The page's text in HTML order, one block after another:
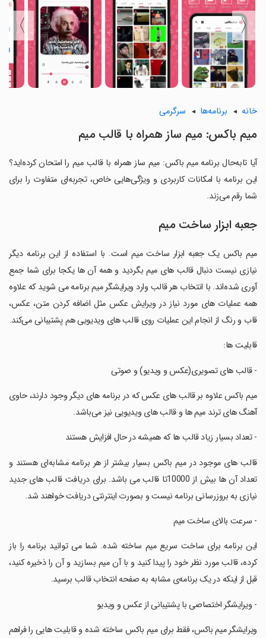
〈
〉
خانه برنامه‌ها سرگرمی
میم باکس: میم ساز همراه با قالب میم
آیا تابه‌حال برنامه میم باکس: میم ساز همراه با قالب میم را امتحان کرده‌اید؟
این برنامه با امکانات کاربردی و ویژگی‌هایی خاص، تجربه‌ای متفاوت را برای
شما رقم می‌زند.
جعبه ابزار ساخت میم
میم باکس یک جعبه ابزار ساخت میم است. با استفاده از این برنامه دیگر
نیازی نیست دنبال قالب های میم بگردید و همه آن ها یکجا برای شما جمع
آوری شده‌اند. با انتخاب هر قالب وارد ویرایشگر میم برنامه می شوید که علاوه
همه عملیات های مورد نیاز در ویرایش عکس مثل اضافه کردن متن، عکس،
قاب و رنگ از انجام این عملیات روی قالب های ویدیویی هم پشتیبانی می‌کند.
‏قابلیت ها:
‏- قالب های تصویری(عکس و ویدیو) و صوتی
‏میم باکس علاوه بر قالب های عکس که در برنامه های دیگر وجود دارند، حاوی
آهنگ های ترند میم ها و قالب های ویدیویی نیز می‌باشد.
‏- تعداد بسیار زیاد قالب ها که همیشه در حال افزایش هستند
‏قالب های موجود در میم باکس بسیار بیشتر از هر برنامه مشابه‌ای هستند و
تعداد آن ها بیش از 10000تا قالب می باشد. برای دریافت قالب های جدید
نیازی به بروزرسانی برنامه نیست و بصورت اینترنتی دریافت خواهند شد.
‏- سرعت بالای ساخت میم
‏این برنامه برای ساخت سریع میم ساخته شده. شما می توانید برنامه را باز
کرده، قالب مورد نظر خود را پیدا کنید و با آن میم بسازید و آن را ذخیره کنید،
قبل از اینکه در یک برنامه‌ی مشابه به صفحه انتخاب قالب برسید.
‏- ویرایشگر اختصاصی با پشتیبانی از عکس و ویدیو
‏ویرایشگر میم باکس، فقط برای میم باکس ساخته شده و قابلیت هایی را فراهم